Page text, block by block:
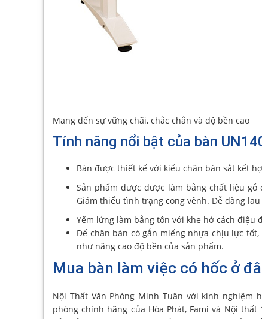
Mang đến sự vững chãi, chắc chắn và độ bền cao
Tính năng nổi bật của bàn
Bàn được thiết kế với kiểu chân bàn sắt kết
Sản phẩm được được làm bằng chất liệu
Giảm thiểu tình trạng cong vênh. Dễ dàng
Yếm lửng làm bằng tôn với khe hở cách điệu
Đế chân bàn có gắn miếng nhựa chịu lực
như nâng cao độ bền của sản phẩm.
Mua bàn làm việc có hốc ở
Nội Thất Văn Phòng Minh Tuân với kinh nghiệm
phòng chính hãng của Hòa Phát, Fami và Nội